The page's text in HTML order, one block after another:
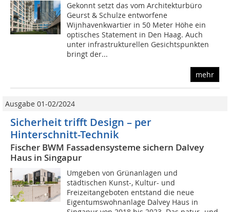
Gekonnt setzt das vom Architekturbüro
Geurst & Schulze entworfene
Wijnhavenkwartier in 50 Meter Höhe ein
optisches Statement in Den Haag. Auch
unter infrastrukturellen Gesichtspunkten
bringt der...
mehr
Ausgabe 01-02/2024
Sicherheit trifft Design – per
Hinterschnitt-Technik
Fischer BWM Fassadensysteme sichern Dalvey
Haus in Singapur
Umgeben von Grünanlagen und
städtischen Kunst-, Kultur- und
Freizeitangeboten entstand die neue
Eigentumswohnanlage Dalvey Haus in